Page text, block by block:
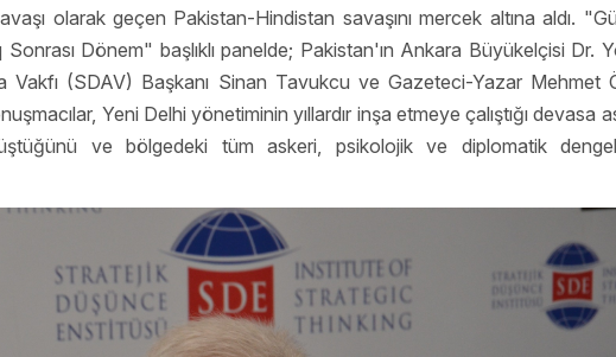
olarak geçen Pakistan-Hindistan savaşını mercek altına aldı.
Dönem" başlıklı panelde; Pakistan'ın Ankara Büyükelçisi Dr.
Vakfı (SDAV) Başkanı Sinan Tavukcu ve Gazeteci-Yazar Mehmet
Yeni Delhi yönetiminin yıllardır inşa etmeye çalıştığı devasa
ve bölgedeki tüm askeri, psikolojik ve diplomatik